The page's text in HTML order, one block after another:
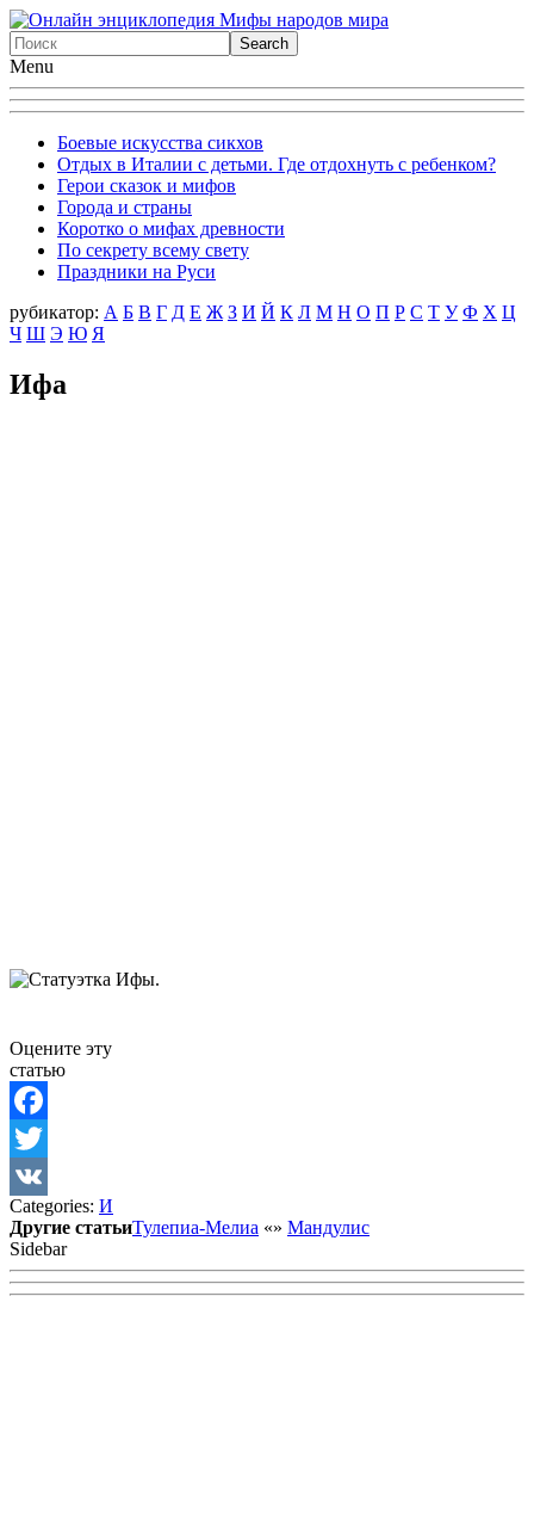
Menu
Боевые искусства сикхов
Отдых в Италии с детьми. Где отдохнуть с ребенком?
Герои сказок и мифов
Города и страны
Коротко о мифах древности
По секрету всему свету
Праздники на Руси
рубикатор: А Б В Г Д Е Ж З И Й К Л М Н О П Р С Т У Ф X Ц
Ч Ш Э Ю Я
Ифа
Оцените эту
статью
Facebook
Twitter
VK
Categories: И
Другие статьиТулепиа-Мелиа «» Мандулис
Sidebar